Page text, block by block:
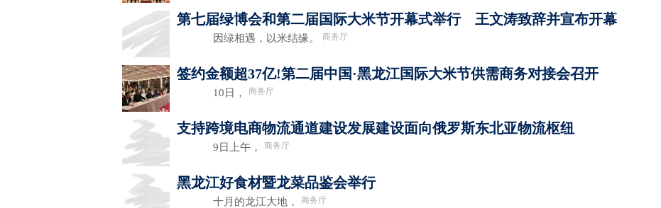
第七届绿博会和第二届国际大米节开幕式举行 王文涛致辞并宣布开幕
因绿相遇，以米结缘。 商务厅
签约金额超37亿!第二届中国·黑龙江国际大米节供需商务对接会召开
10日， 商务厅
支持跨境电商物流通道建设发展建设面向俄罗斯东北亚物流枢纽
9日上午， 商务厅
黑龙江好食材暨龙菜品鉴会举行
十月的龙江大地， 商务厅